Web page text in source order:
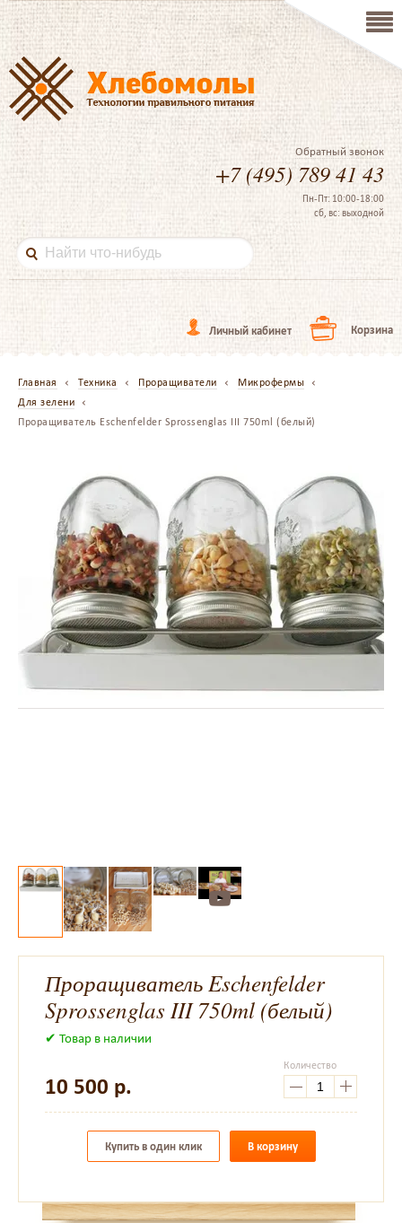
Обратный звонок
+7 (495) 789 41 43
Пн-Пт: 10:00-18:00
сб, вс: выходной
Личный кабинет Корзина
Главная Техника Проращиватели
Микрофермы
Для зелени
Проращиватель Eschenfelder Sprossenglas III 750ml (белый)
Проращиватель Eschenfelder
Sprossenglas III 750ml (белый)
✔ Товар в наличии
10 500 р.
Количество
Купить в один клик В корзину